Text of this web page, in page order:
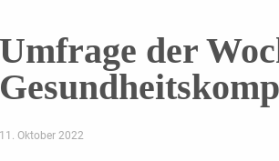
Umfrage der
11. Oktober 2022